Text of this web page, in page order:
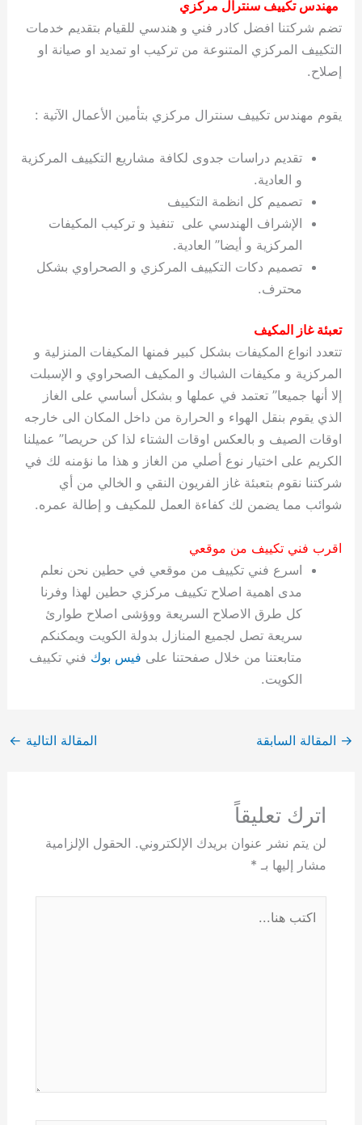
مهندس تكييف سنترال مركزي
تضم شركتنا افضل كادر فني و هندسي للقيام بتقديم خدمات
التكييف المركزي المتنوعة من تركيب او تمديد او صيانة او
إصلاح.
يقوم مهندس تكييف سنترال مركزي بتأمين الأعمال الآتية :
تقديم دراسات جدوى لكافة مشاريع التكييف المركزية
و العادية.
تصميم كل انظمة التكييف
الإشراف الهندسي على تنفيذ و تركيب المكيفات
المركزية و أيضا” العادية.
تصميم دكات التكييف المركزي و الصحراوي بشكل
محترف.
تعبئة غاز المكيف
تتعدد انواع المكيفات بشكل كبير فمنها المكيفات المنزلية و
المركزية و مكيفات الشباك و المكيف الصحراوي و الإسبلت
إلا أنها جميعا” تعتمد في عملها و بشكل أساسي على الغاز
الذي يقوم بنقل الهواء و الحرارة من داخل المكان الى خارجه
اوقات الصيف و بالعكس اوقات الشتاء لذا كن حريصا” عميلنا
الكريم على اختيار نوع أصلي من الغاز و هذا ما نؤمنه لك في
شركتنا نقوم بتعبئة غاز الفريون النقي و الخالي من أي
شوائب مما يضمن لك كفاءة العمل للمكيف و إطالة عمره.
اقرب فني تكييف من موقعي
اسرع فني تكييف من موقعي في حطين نحن نعلم
مدى اهمية اصلاح تكييف مركزي حطين لهذا وفرنا
كل طرق الاصلاح السريعة ووؤشى اصلاح طوارئ
سريعة تصل لجميع المنازل بدولة الكويت ويمكنكم
متابعتنا من خلال صفحتنا على فيس بوك فني تكييف
الكويت.
→ المقالة السابقة المقالة التالية ←
اترك تعليقاً
لن يتم نشر عنوان بريدك الإلكتروني. الحقول الإلزامية
مشار إليها بـ *